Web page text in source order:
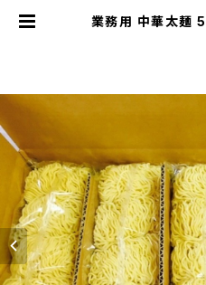
業務用 中華太麺